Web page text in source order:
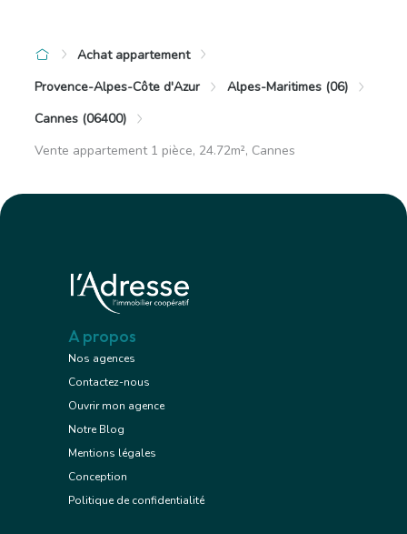
Achat appartement
Provence-Alpes-Côte d'Azur
Alpes-Maritimes (06)
Cannes (06400)
Vente appartement 1 pièce, 24.72m², Cannes
A propos
Nos agences
Contactez-nous
Ouvrir mon agence
Notre Blog
Mentions légales
Conception
Politique de confidentialité